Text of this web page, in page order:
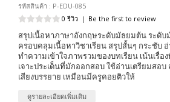
รหัสสินค้า : P-EDU-085
0 รีวิว | Be the first to review
สรุปเนื้อหาภาษาอังกฤษระดับมัธยมต้น ระดับ
ครอบคลุมเนื้อหาวิชาเรียน สรุปสั้นๆ กระชับ
ทำความเข้าใจภาพรวมของบทเรียน เน้นเรื่อ
เจาะประเด็นที่มักออกสอบ ใช้อ่านเตรียมสอบ
เสียงบรรยาย เหมือนมีครูคอยติวให้
ดูรายละเอียดเพิ่มเติม